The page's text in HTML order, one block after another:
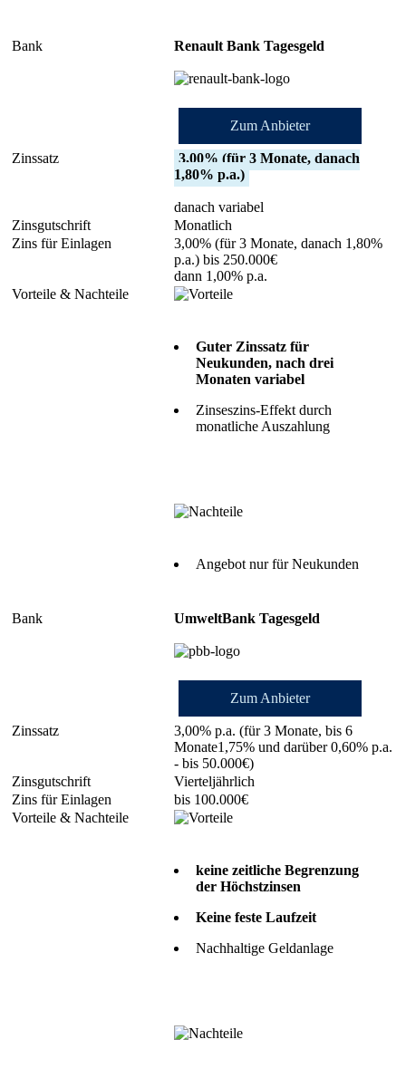
Renault Bank Tagesgeld
Zum Anbieter
3,00% (für 3 Monate, danach
1,80% p.a.)
danach variabel
Monatlich
3,00% (für 3 Monate, danach 1,80%
p.a.) bis 250.000€
dann 1,00% p.a.
Guter Zinssatz für
Neukunden, nach drei
Monaten variabel
Zinseszins-Effekt durch
monatliche Auszahlung
Angebot nur für Neukunden
UmweltBank Tagesgeld
Zum Anbieter
3,00% p.a. (für 3 Monate, bis 6
Monate1,75% und darüber 0,60% p.a.
- bis 50.000€)
Vierteljährlich
bis 100.000€
keine zeitliche Begrenzung
der Höchstzinsen
Keine feste Laufzeit
Nachhaltige Geldanlage